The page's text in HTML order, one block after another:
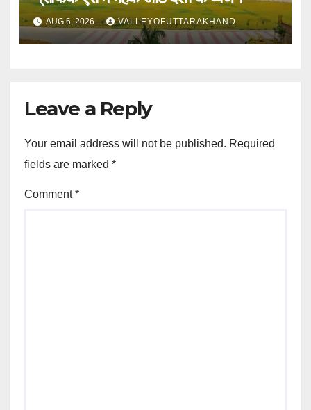
AUG 6, 2026 VALLEYOFUTTARAKHAND
Leave a Reply
Your email address will not be published. Required
fields are marked *
Comment*